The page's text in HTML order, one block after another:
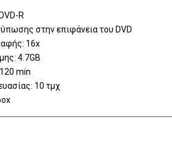
R
στην επιφάνεια του DVD
16x
4.7GB
min
10 τμχ